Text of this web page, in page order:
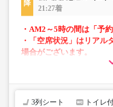
21:27着
・AM2～5時の間は「予
・「空席状況」はリアル
場合がございます。
いません。
3列シート トイレ